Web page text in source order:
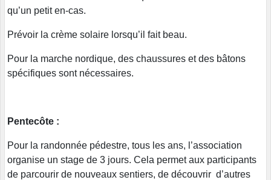
qu’un petit en-cas.
Prévoir la crème solaire lorsqu’il fait beau.
Pour la marche nordique, des chaussures et des bâtons
spécifiques sont nécessaires.
Pentecôte :
Pour la randonnée pédestre, tous les ans, l’association
organise un stage de 3 jours. Cela permet aux participants
de parcourir de nouveaux sentiers, de découvrir d’autres